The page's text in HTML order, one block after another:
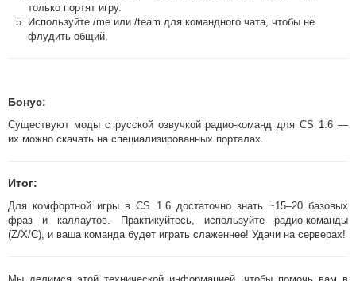
только портят игру.
Используйте /me или /team для командного чата, чтобы не
флудить общий.
Бонус:
Существуют моды с русской озвучкой радио-команд для CS 1.6 —
их можно скачать на специализированных порталах.
Итог:
Для комфортной игры в CS 1.6 достаточно знать ~15–20 базовых
фраз и каллаутов. Практикуйтесь, используйте радио-команды
(Z/X/C), и ваша команда будет играть слаженнее! Удачи на серверах!